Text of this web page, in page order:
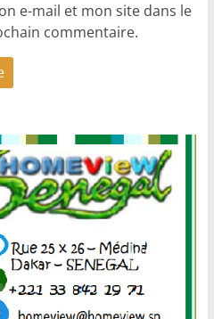
e-mail et mon site dans le
commentaire.